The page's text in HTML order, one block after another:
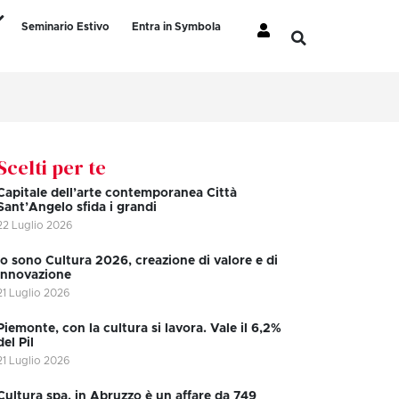
Seminario Estivo
Entra in Symbola
per te
dell’arte contemporanea Città
sfida i grandi
Luglio 2026
Io sono Cultura 2026, creazione di valore e di
Luglio 2026
Piemonte, con la cultura si lavora. Vale il 6,2%
Pil
Luglio 2026
spa, in Abruzzo è un affare da 749